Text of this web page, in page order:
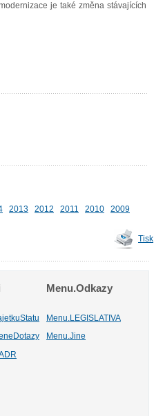
je také změna stávajících
2013 2012 2011 2010
2009
Tisk
Menu.Odkazy
Menu.LEGISLATIVA
Menu.Jine